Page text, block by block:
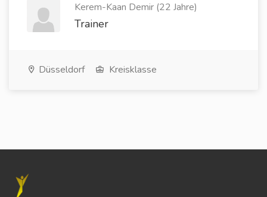
Kerem-Kaan Demir (22 Jahre)
Trainer
Düsseldorf Kreisklasse